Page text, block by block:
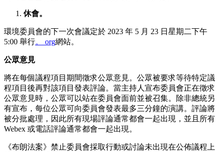
休會。
環境委員會的下一次會議定於 2023 年 5 月 23 日星期二下午
5:00 舉行。 org網站。
公眾意見
將在每個議程項目期間徵求公眾意見。公眾被要求等待特定議
程項目後再對該項目發表評論。當主持人宣布委員會正在徵求
公眾意見時，公眾可以站在委員會面前並被召集。除非總統另
有宣布，每位公眾可向委員會發表最多三分鐘的演講。評論將
被分批處理，因此所有現場評論通常都會一起出現，並且所有
Webex 或電話評論通常都會一起出現。
《布朗法案》禁止委員會採取行動或討論未出現在公佈議程上